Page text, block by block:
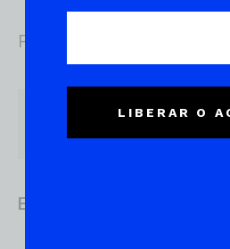
Para verificar se um
Exibir Apenas o Caminho
LIBERAR O